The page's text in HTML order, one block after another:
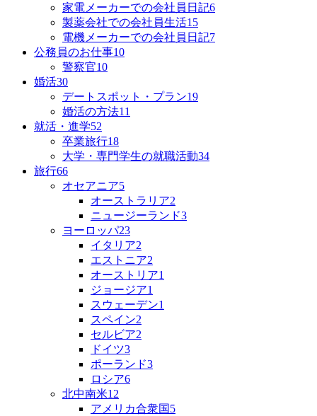
家電メーカーでの会社員日記6
製薬会社での会社員生活15
電機メーカーでの会社員日記7
公務員のお仕事10
警察官10
婚活30
デートスポット・プラン19
婚活の方法11
就活・進学52
卒業旅行18
大学・専門学生の就職活動34
旅行66
オセアニア5
オーストラリア2
ニュージーランド3
ヨーロッパ23
イタリア2
エストニア2
オーストリア1
ジョージア1
スウェーデン1
スペイン2
セルビア2
ドイツ3
ポーランド3
ロシア6
北中南米12
アメリカ合衆国5